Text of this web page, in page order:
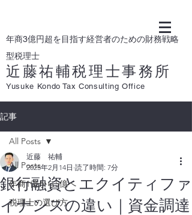
年商3億円超を目指す経営者のための財務戦略
型税理士
近藤祐輔税理士事務所
Yusuke Kondo Tax Consulting Office
記事
All Posts
年商1億から5億へ
税理士の選び方
All Posts
銀行融資とエクイティファ
イナンスの違い｜資金調達
近藤 祐輔
2025年2月14日 読了時間: 7分